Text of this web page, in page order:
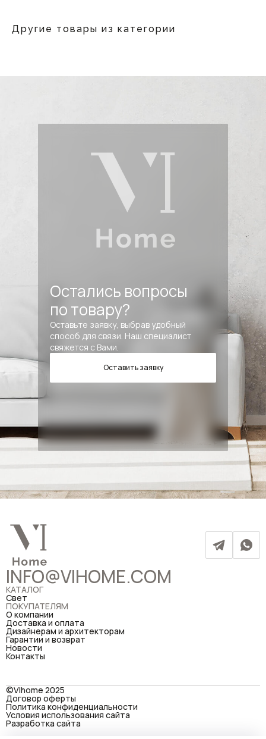
Другие товары из категории
Остались вопросы
по товару?
Оставьте заявку, выбрав удобный
способ для связи. Наш специалист
свяжется с Вами.
Оставить заявку
INFO@VIHOME.COM
КАТАЛОГ
Свет
ПОКУПАТЕЛЯМ
О компании
Доставка и оплата
Дизайнерам и архитекторам
Гарантии и возврат
Новости
Контакты
©VIhome 2025
Договор оферты
Политика конфиденциальности
Условия использования сайта
Разработка сайта